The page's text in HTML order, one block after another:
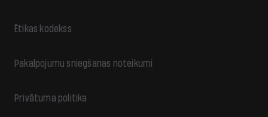
Ētikas kodekss
Pakalpojumu sniegšanas noteikumi
Privātuma politika